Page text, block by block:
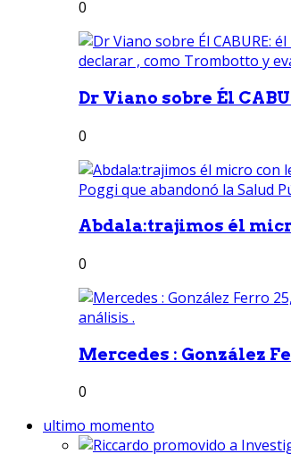
0
Dr Viano sobre Él
0
Abdala:trajimos él
0
Mercedes : González
0
ultimo momento